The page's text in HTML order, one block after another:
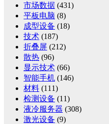
市场数据 (431)
平板电脑 (8)
成型设备 (18)
技术 (187)
折叠屏 (212)
散热 (96)
显示技术 (66)
智能手机 (146)
材料 (111)
检测设备 (11)
液冷服务器 (308)
激光设备 (9)